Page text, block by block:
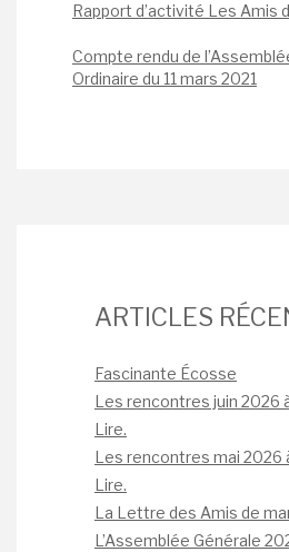
Rapport d’activité Les Amis
Compte rendu de
Ordinaire du 11 mars 2021
ARTICLES
Fascinante Écosse
Les rencontres juin 2026
Lire.
Les rencontres mai 2026
Lire.
La Lettre des Amis de
L’Assemblée Générale